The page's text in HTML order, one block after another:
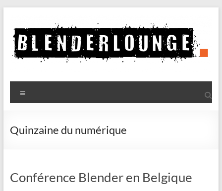
contenu
Blenderlounge
Le
de
Quinzaine du numérique
Conférence Blender en Belgique